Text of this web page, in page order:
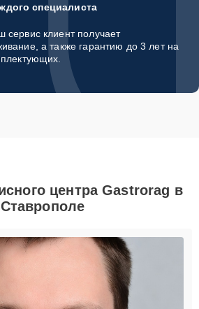
специалиста
клиент получает
а также гарантию до 3 лет на
центра Gastrorag в
Ставрополе